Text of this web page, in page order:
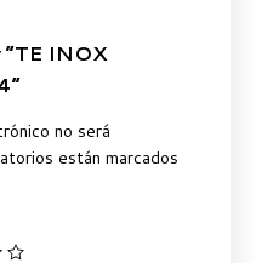
INOX
no será
están marcados